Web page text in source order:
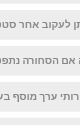
לעקוב אחר
אם הסחורה
ערך מוסף